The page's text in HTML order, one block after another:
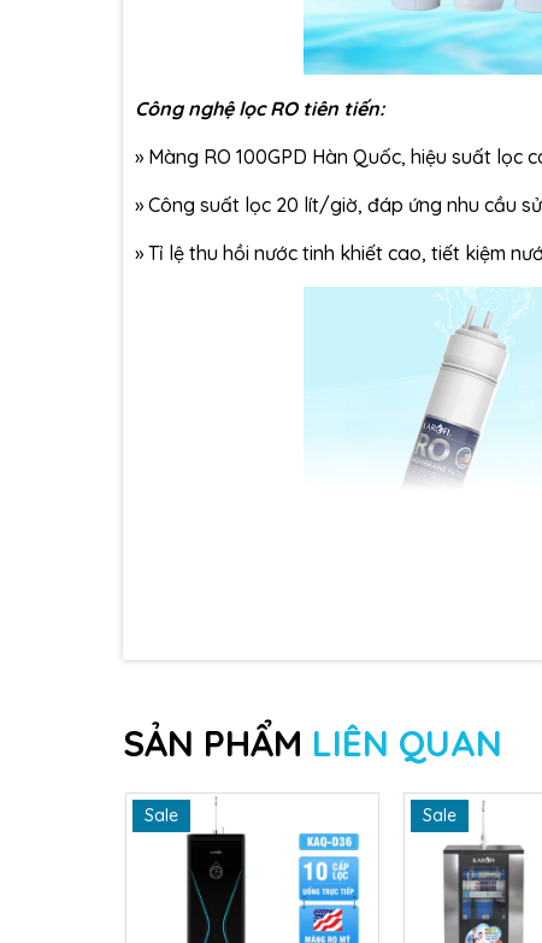
Công nghệ lọc RO tiên tiến:
» Màng RO 100GPD Hàn Quốc, hiệu suất lọc
» Công suất lọc 20 lít/giờ, đáp ứng nhu cầu
» Tỉ lệ thu hồi nước tinh khiết cao, tiết kiệm
SẢN PHẨM LIÊN QUAN
Sale Sale